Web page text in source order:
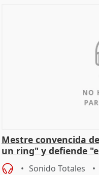
Mestre convencida
un ring" y defiende
Vox
Sonido Totales